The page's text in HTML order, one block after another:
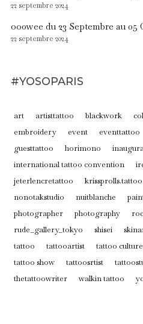
22 septembre 2024
oo0wee du 23 Septembre au 05
22 septembre 2024
#YOSOPARIS
art artisttattoo blackwork
embroidery
event eventtattoo
guesttattoo
horimono
international tattoo convention
jeterlencretattoo
krissprolls.tattoo
nonotakstudio
nuitblanche
photographer
photography
rude_gallery_tokyo
shisei
tattoo
tattooartist tattoo culture
tattoo show
tattoosrtist
thetattoowriter
walkin tattoo